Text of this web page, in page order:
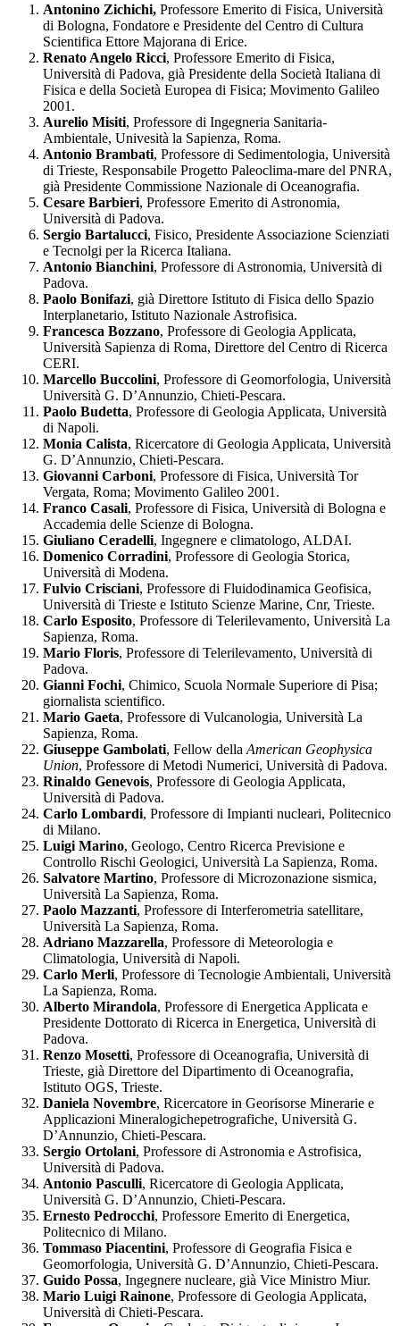
Antonino Zichichi, Professore Emerito di Fisica, Università
di Bologna, Fondatore e Presidente del Centro di Cultura
Scientifica Ettore Majorana di Erice.
Renato Angelo Ricci, Professore Emerito di Fisica,
Università di Padova, già Presidente della Società Italiana di
Fisica e della Società Europea di Fisica; Movimento Galileo
2001.
Aurelio Misiti, Professore di Ingegneria Sanitaria-
Ambientale, Univesità la Sapienza, Roma.
Antonio Brambati, Professore di Sedimentologia, Università
di Trieste, Responsabile Progetto Paleoclima-mare del PNRA,
già Presidente Commissione Nazionale di Oceanografia.
Cesare Barbieri, Professore Emerito di Astronomia,
Università di Padova.
Sergio Bartalucci, Fisico, Presidente Associazione Scienziati
e Tecnolgi per la Ricerca Italiana.
Antonio Bianchini, Professore di Astronomia, Università di
Padova.
Paolo Bonifazi, già Direttore Istituto di Fisica dello Spazio
Interplanetario, Istituto Nazionale Astrofisica.
Francesca Bozzano, Professore di Geologia Applicata,
Università Sapienza di Roma, Direttore del Centro di Ricerca
CERI.
Marcello Buccolini, Professore di Geomorfologia, Università
Università G. D’Annunzio, Chieti-Pescara.
Paolo Budetta, Professore di Geologia Applicata, Università
di Napoli.
Monia Calista, Ricercatore di Geologia Applicata, Università
G. D’Annunzio, Chieti-Pescara.
Giovanni Carboni, Professore di Fisica, Università Tor
Vergata, Roma; Movimento Galileo 2001.
Franco Casali, Professore di Fisica, Università di Bologna e
Accademia delle Scienze di Bologna.
Giuliano Ceradelli, Ingegnere e climatologo, ALDAI.
Domenico Corradini, Professore di Geologia Storica,
Università di Modena.
Fulvio Crisciani, Professore di Fluidodinamica Geofisica,
Università di Trieste e Istituto Scienze Marine, Cnr, Trieste.
Carlo Esposito, Professore di Telerilevamento, Università La
Sapienza, Roma.
Mario Floris, Professore di Telerilevamento, Università di
Padova.
Gianni Fochi, Chimico, Scuola Normale Superiore di Pisa;
giornalista scientifico.
Mario Gaeta, Professore di Vulcanologia, Università La
Sapienza, Roma.
Giuseppe Gambolati, Fellow della American Geophysica
Union, Professore di Metodi Numerici, Università di Padova.
Rinaldo Genevois, Professore di Geologia Applicata,
Università di Padova.
Carlo Lombardi, Professore di Impianti nucleari, Politecnico
di Milano.
Luigi Marino, Geologo, Centro Ricerca Previsione e
Controllo Rischi Geologici, Università La Sapienza, Roma.
Salvatore Martino, Professore di Microzonazione sismica,
Università La Sapienza, Roma.
Paolo Mazzanti, Professore di Interferometria satellitare,
Università La Sapienza, Roma.
Adriano Mazzarella, Professore di Meteorologia e
Climatologia, Università di Napoli.
Carlo Merli, Professore di Tecnologie Ambientali, Università
La Sapienza, Roma.
Alberto Mirandola, Professore di Energetica Applicata e
Presidente Dottorato di Ricerca in Energetica, Università di
Padova.
Renzo Mosetti, Professore di Oceanografia, Università di
Trieste, già Direttore del Dipartimento di Oceanografia,
Istituto OGS, Trieste.
Daniela Novembre, Ricercatore in Georisorse Minerarie e
Applicazioni Mineralogichepetrografiche, Università G.
D’Annunzio, Chieti-Pescara.
Sergio Ortolani, Professore di Astronomia e Astrofisica,
Università di Padova.
Antonio Pasculli, Ricercatore di Geologia Applicata,
Università G. D’Annunzio, Chieti-Pescara.
Ernesto Pedrocchi, Professore Emerito di Energetica,
Politecnico di Milano.
Tommaso Piacentini, Professore di Geografia Fisica e
Geomorfologia, Università G. D’Annunzio, Chieti-Pescara.
Guido Possa, Ingegnere nucleare, già Vice Ministro Miur.
Mario Luigi Rainone, Professore di Geologia Applicata,
Università di Chieti-Pescara.